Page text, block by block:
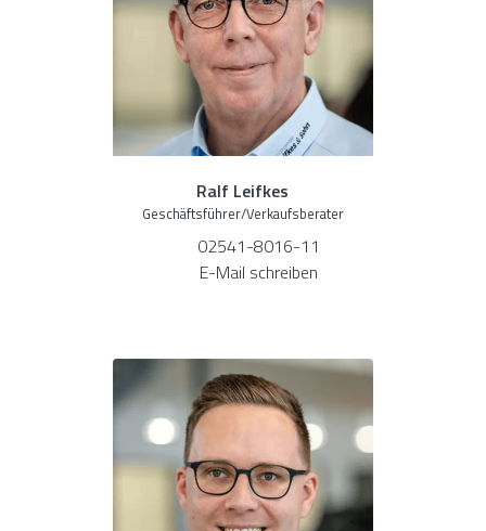
Ralf Leifkes
Geschäftsführer/Verkaufsberater
02541-8016-11
E-Mail schreiben